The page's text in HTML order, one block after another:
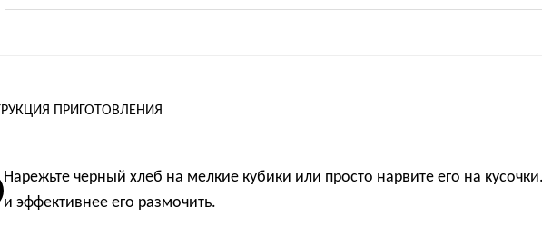
ПРИГОТОВЛЕНИЯ
Нарежьте черный хлеб на мелкие кубики или просто нарвите его на
и эффективнее его размочить.